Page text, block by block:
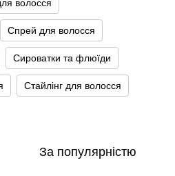
волосся
Спрей для волосся
Сироватки та флюїди
Стайлінг для волосся
За популярністю